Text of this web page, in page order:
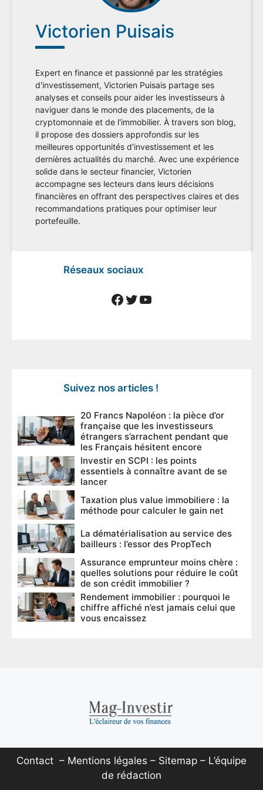
Victorien Puisais
Expert en finance et passionné par les stratégies
d'investissement, Victorien Puisais partage ses
analyses et conseils pour aider les investisseurs à
naviguer dans le monde des placements, de la
cryptomonnaie et de l'immobilier. À travers son blog,
il propose des dossiers approfondis sur les
meilleures opportunités d'investissement et les
dernières actualités du marché. Avec une expérience
solide dans le secteur financier, Victorien
accompagne ses lecteurs dans leurs décisions
financières en offrant des perspectives claires et des
recommandations pratiques pour optimiser leur
portefeuille.
Réseaux sociaux
Facebook
Twitter
YouTube
Suivez nos articles !
20 Francs Napoléon : la pièce d’or
française que les investisseurs
étrangers s’arrachent pendant que
les Français hésitent encore
Investir en SCPI : les points
essentiels à connaître avant de se
lancer
Taxation plus value immobiliere : la
méthode pour calculer le gain net
La dématérialisation au service des
bailleurs : l’essor des PropTech
Assurance emprunteur moins chère :
quelles solutions pour réduire le coût
de son crédit immobilier ?
Rendement immobilier : pourquoi le
chiffre affiché n’est jamais celui que
vous encaissez
Contact – Mentions légales – Sitemap – L’équipe
de rédaction